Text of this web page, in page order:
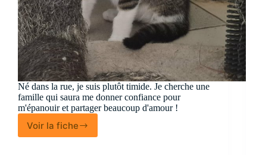
Né dans la rue, je suis plutôt timide. Je cherche une
famille qui saura me donner confiance pour
m'épanouir et partager beaucoup d'amour !
Voir la fiche
Grelot